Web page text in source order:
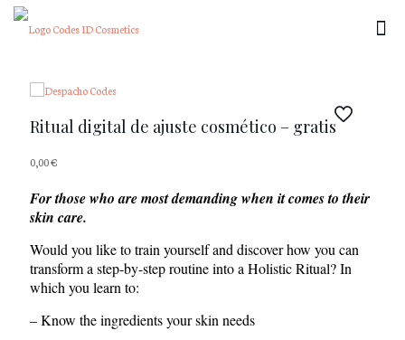
Ritual digital de ajuste cosmético – gratis
0,00€
For those who are most demanding when it comes to their
skin care.
Would you like to train yourself and discover how you can
transform a step-by-step routine into a Holistic Ritual? In
which you learn to:
– Know the ingredients your skin needs